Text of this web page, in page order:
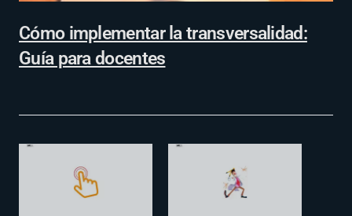
Cómo implementar la transversalidad:
Guía para docentes